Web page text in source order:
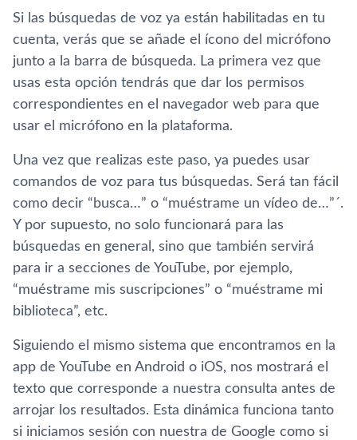
Si las búsquedas de voz ya están habilitadas en tu
cuenta, verás que se añade el ícono del micrófono
junto a la barra de búsqueda. La primera vez que
usas esta opción tendrás que dar los permisos
correspondientes en el navegador web para que
usar el micrófono en la plataforma.
Una vez que realizas este paso, ya puedes usar
comandos de voz para tus búsquedas. Será tan fácil
como decir “busca…” o “muéstrame un vídeo de…”´.
Y por supuesto, no solo funcionará para las
búsquedas en general, sino que también servirá
para ir a secciones de YouTube, por ejemplo,
“muéstrame mis suscripciones” o “muéstrame mi
biblioteca”, etc.
Siguiendo el mismo sistema que encontramos en la
app de YouTube en Android o iOS, nos mostrará el
texto que corresponde a nuestra consulta antes de
arrojar los resultados. Esta dinámica funciona tanto
si iniciamos sesión con nuestra de Google como si